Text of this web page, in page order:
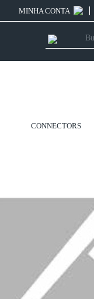
MINHA CONTA
CONNECTORS